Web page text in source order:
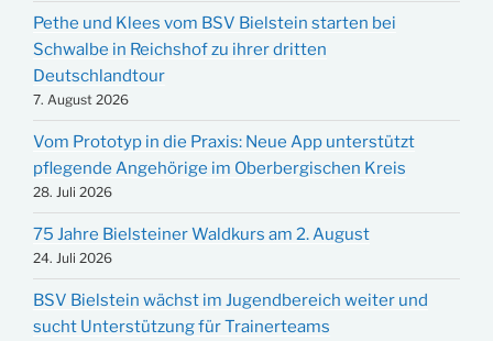
Pethe und Klees vom BSV Bielstein starten bei
Schwalbe in Reichshof zu ihrer dritten
Deutschlandtour
7. August 2026
Vom Prototyp in die Praxis: Neue App unterstützt
pflegende Angehörige im Oberbergischen Kreis
28. Juli 2026
75 Jahre Bielsteiner Waldkurs am 2. August
24. Juli 2026
BSV Bielstein wächst im Jugendbereich weiter und
sucht Unterstützung für Trainerteams